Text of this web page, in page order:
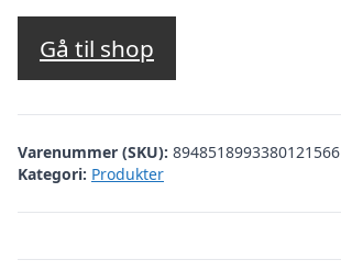
Gå til shop
Varenummer (SKU): 8948518993380121566
Kategori: Produkter